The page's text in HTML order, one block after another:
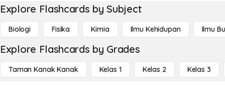
Explore Flashcards by Subject
Biologi Fisika Kimia Ilmu Kehidupan Ilmu
Explore Flashcards by Grades
Taman Kanak Kanak Kelas 1 Kelas 2 Kelas 3